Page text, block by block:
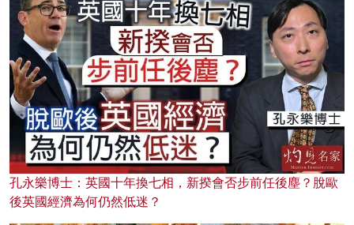
孔永樂博士：英國十年換七相，新揆會否步前任後塵？脫歐
後英國經濟為何仍然低迷？